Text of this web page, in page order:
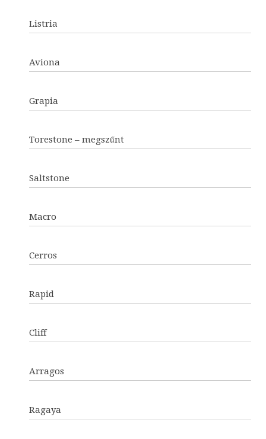
Listria
Aviona
Grapia
Torestone – megszűnt
Saltstone
Macro
Cerros
Rapid
Cliff
Arragos
Ragaya